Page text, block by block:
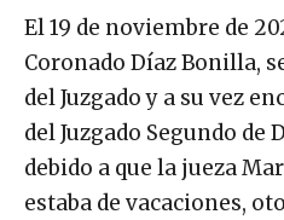
El 19 de noviembre de
Coronado Díaz Bonilla,
del Juzgado y a su vez
del Juzgado Segundo de
debido a que la jueza
estaba de vacaciones,